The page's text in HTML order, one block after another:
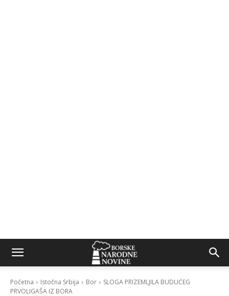
Početna Istočna Srbija Bor
SLOGA PRIZEMLJILA BUDUĆEG
PRVOLIGAŠA IZ BORA